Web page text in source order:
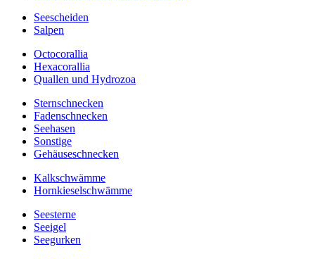
Seescheiden
Salpen
Octocorallia
Hexacorallia
Quallen und Hydrozoa
Sternschnecken
Fadenschnecken
Seehasen
Sonstige
Gehäuseschnecken
Kalkschwämme
Hornkieselschwämme
Seesterne
Seeigel
Seegurken